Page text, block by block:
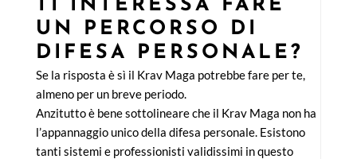
TI INTERESSA FARE
UN PERCORSO DI
DIFESA PERSONALE?
Se la risposta è sì il Krav Maga potrebbe fare per te,
almeno per un breve periodo.
Anzitutto è bene sottolineare che il Krav Maga non ha
l’appannaggio unico della difesa personale. Esistono
tanti sistemi e professionisti validissimi in questo